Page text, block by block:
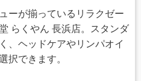
ーが揃っているリラクゼー
らくやん 長浜店。スタンダ
、ヘッドケアやリンパオイ
択できます。